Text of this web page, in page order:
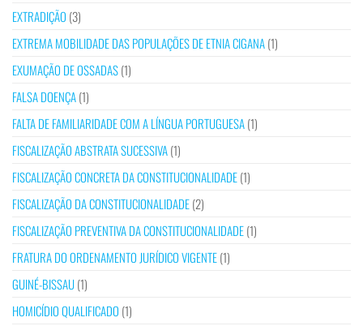
EXTRADIÇÃO (3)
EXTREMA MOBILIDADE DAS POPULAÇÕES DE ETNIA CIGANA(1)
EXUMAÇÃO DE OSSADAS(1)
FALSA DOENÇA(1)
FALTA DE FAMILIARIDADE COM A LÍNGUA PORTUGUESA(1)
FISCALIZAÇÃO ABSTRATA SUCESSIVA(1)
FISCALIZAÇÃO CONCRETA DA CONSTITUCIONALIDADE(1)
FISCALIZAÇÃO DA CONSTITUCIONALIDADE(2)
FISCALIZAÇÃO PREVENTIVA DA CONSTITUCIONALIDADE(1)
FRATURA DO ORDENAMENTO JURÍDICO VIGENTE(1)
GUINÉ-BISSAU(1)
HOMICÍDIO QUALIFICADO (1)